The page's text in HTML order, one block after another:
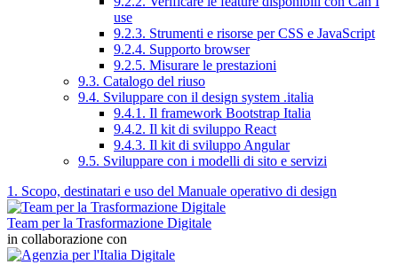
use
9.2.3. Strumenti e risorse per CSS e JavaScript
9.2.4. Supporto browser
9.2.5. Misurare le prestazioni
9.3. Catalogo del riuso
9.4. Sviluppare con il design system .italia
9.4.1. Il framework Bootstrap Italia
9.4.2. Il kit di sviluppo React
9.4.3. Il kit di sviluppo Angular
9.5. Sviluppare con i modelli di sito e servizi
1. Scopo, destinatari e uso del Manuale operativo di design
Team per la Trasformazione Digitale
in collaborazione con